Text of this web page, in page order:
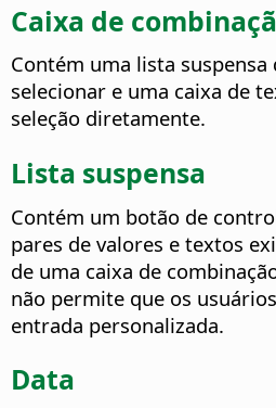
Caixa de
Contém uma lista suspensa
selecionar e uma caixa de
seleção diretamente.
Lista suspensa
Contém um botão de
pares de valores e textos
de uma caixa de
não permite que os
entrada personalizada.
Data